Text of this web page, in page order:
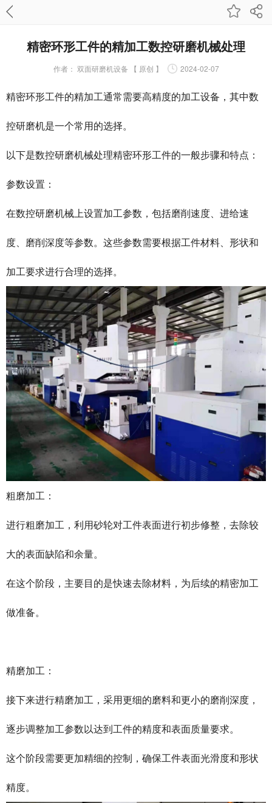
精密环形工件的精加工数控研磨机械处理
作者： 双面研磨机设备 【 原创 】 2024-02-07
精密环形工件的精加工通常需要高精度的加工设备，其中数
控研磨机是一个常用的选择。
以下是数控研磨机械处理精密环形工件的一般步骤和特点：
参数设置：
在数控研磨机械上设置加工参数，包括磨削速度、进给速
度、磨削深度等参数。这些参数需要根据工件材料、形状和
加工要求进行合理的选择。
粗磨加工：
进行粗磨加工，利用砂轮对工件表面进行初步修整，去除较
大的表面缺陷和余量。
在这个阶段，主要目的是快速去除材料，为后续的精密加工
做准备。
精磨加工：
接下来进行精磨加工，采用更细的磨料和更小的磨削深度，
逐步调整加工参数以达到工件的精度和表面质量要求。
这个阶段需要更加精细的控制，确保工件表面光滑度和形状
精度。